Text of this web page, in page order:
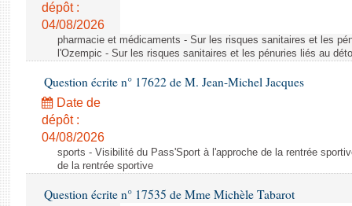
dépôt :
04/08/2026
pharmacie et médicaments - Sur les risques sanitaires et les
l'Ozempic - Sur les risques sanitaires et les pénuries liés au
Question écrite n° 17622 de M. Jean-Michel Jacques
Date de
dépôt :
04/08/2026
sports - Visibilité du Pass'Sport à l'approche de la rentrée
de la rentrée sportive
Question écrite n° 17535 de Mme Michèle Tabarot